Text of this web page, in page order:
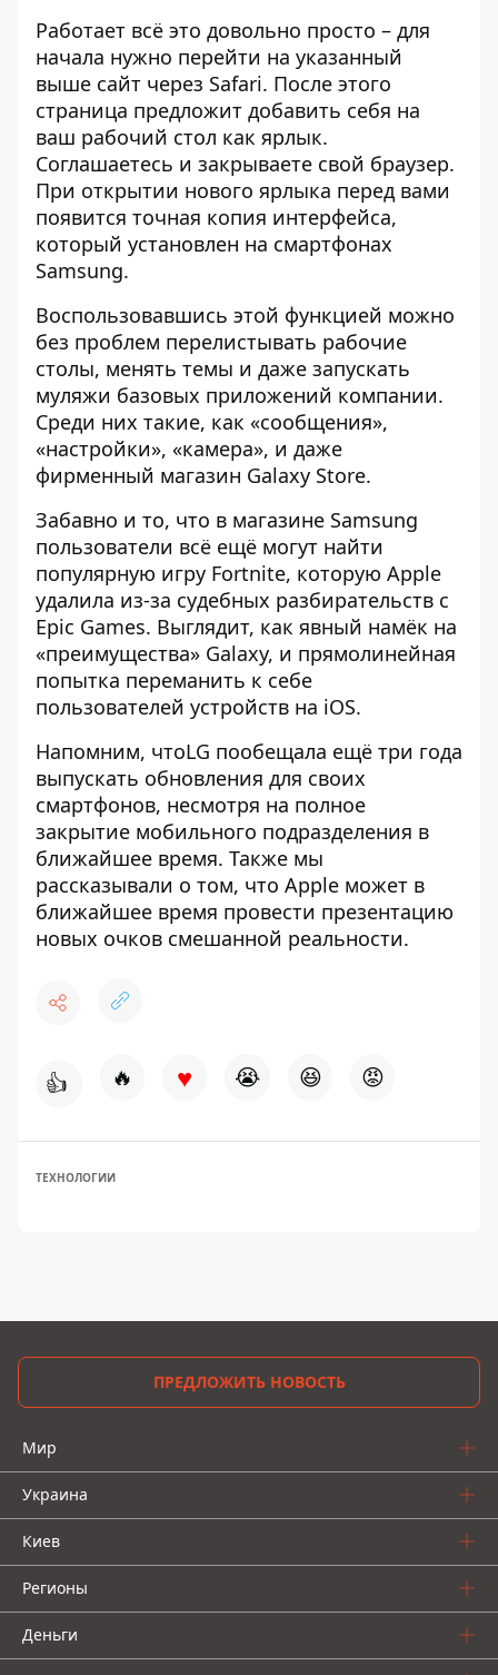
Работает всё это довольно просто – для
начала нужно перейти на указанный
выше сайт через Safari. После этого
страница предложит добавить себя на
ваш рабочий стол как ярлык.
Соглашаетесь и закрываете свой браузер.
При открытии нового ярлыка перед вами
появится точная копия интерфейса,
который установлен на смартфонах
Samsung.
Воспользовавшись этой функцией можно
без проблем перелистывать рабочие
столы, менять темы и даже запускать
муляжи базовых приложений компании.
Среди них такие, как «сообщения»,
«настройки», «камера», и даже
фирменный магазин Galaxy Store.
Забавно и то, что в магазине Samsung
пользователи всё ещё могут найти
популярную игру Fortnite, которую Apple
удалила из-за судебных разбирательств с
Epic Games. Выглядит, как явный намёк на
«преимущества» Galaxy, и прямолинейная
попытка переманить к себе
пользователей устройств на iOS.
Напомним, чтоLG пообещала ещё три года
выпускать обновления для своих
смартфонов, несмотря на полное
закрытие мобильного подразделения в
ближайшее время. Также мы
рассказывали о том, что Apple может в
ближайшее время провести презентацию
новых очков смешанной реальности.
👍 🔥 ♥ 😭 😆 😡
ТЕХНОЛОГИИ
ПРЕДЛОЖИТЬ НОВОСТЬ
Мир
Украина
Киев
Регионы
Деньги